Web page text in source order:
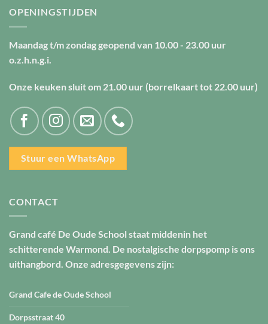
OPENINGSTIJDEN
Maandag t/m zondag geopend van 10.00 - 23.00 uur
o.z.h.n.g.i.
Onze keuken sluit om 21.00 uur (borrelkaart tot 22.00 uur)
Stuur een WhatsApp
CONTACT
Grand café De Oude School staat middenin het
schitterende Warmond. De nostalgische dorpspomp is ons
uithangbord. Onze adresgegevens zijn:
Grand Cafe de Oude School
Dorpsstraat 40